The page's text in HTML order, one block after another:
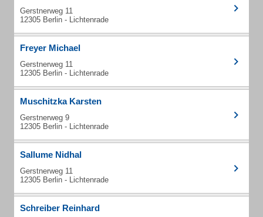
Gerstnerweg 11
12305 Berlin - Lichtenrade
Freyer Michael
Gerstnerweg 11
12305 Berlin - Lichtenrade
Muschitzka Karsten
Gerstnerweg 9
12305 Berlin - Lichtenrade
Sallume Nidhal
Gerstnerweg 11
12305 Berlin - Lichtenrade
Schreiber Reinhard